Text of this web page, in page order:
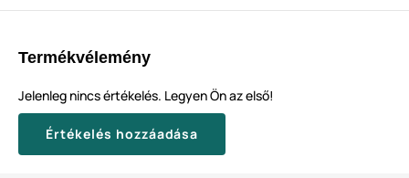
Termékvélemény
Jelenleg nincs értékelés. Legyen Ön az első!
Értékelés hozzáadása